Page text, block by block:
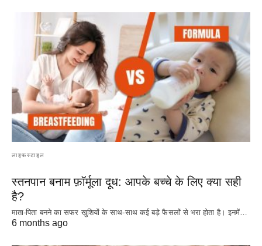
लाइफस्टाइल
स्तनपान बनाम फ़ॉर्मूला दूध: आपके बच्चे के लिए क्या सही
है?
माता-पिता बनने का सफर खुशियों के साथ-साथ कई बड़े फैसलों से भरा होता है। इनमें…
6 months ago